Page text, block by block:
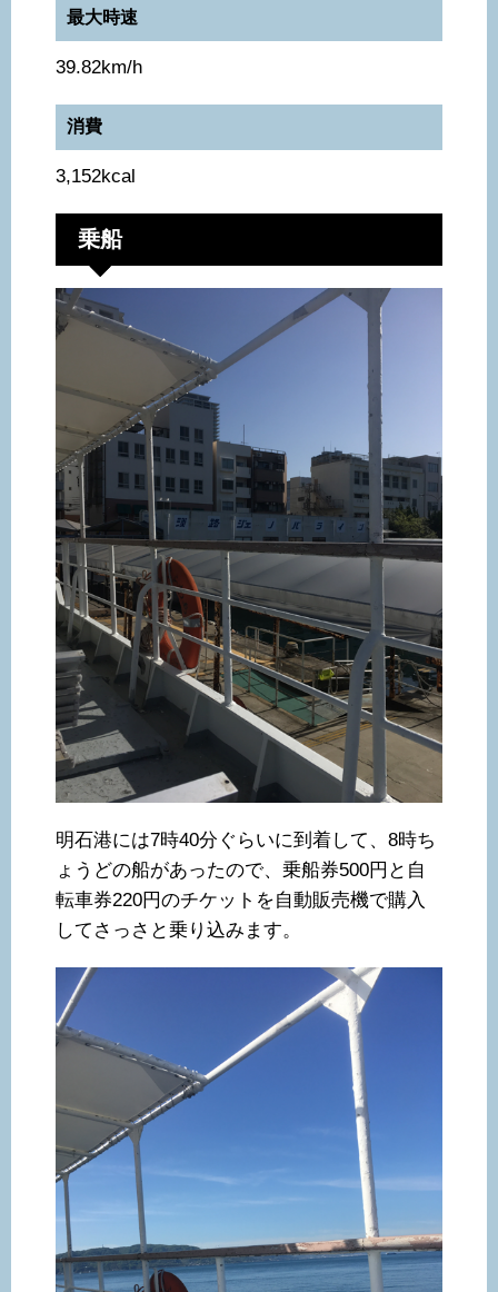
最大時速
39.82km/h
消費
3,152kcal
乗船
明石港には7時40分ぐらいに到着して、8時ち
ょうどの船があったので、乗船券500円と自
転車券220円のチケットを自動販売機で購入
してさっさと乗り込みます。